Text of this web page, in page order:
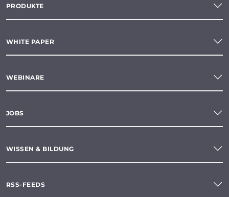
PRODUKTE
WHITE PAPER
WEBINARE
JOBS
WISSEN & BILDUNG
RSS-FEEDS